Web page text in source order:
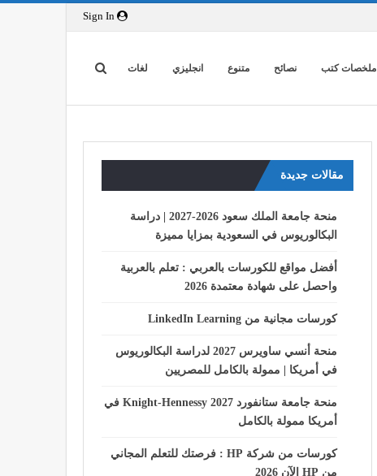
ملخصات كتب نصائح متنوع انجليزي لغات
مقالات جديدة
منحة جامعة الملك سعود 2026-2027 | دراسة
البكالوريوس في السعودية بمزايا مميزة
أفضل مواقع للكورسات بالعربي : تعلم بالعربية
واحصل على شهادة معتمدة 2026
كورسات مجانية من LinkedIn Learning
منحة أنسي ساويرس 2027 لدراسة البكالوريوس
في أمريكا | ممولة بالكامل للمصريين
منحة جامعة ستانفورد Knight-Hennessy 2027 في
أمريكا ممولة بالكامل
كورسات من شركة HP : فرصتك للتعلم المجاني
من HP الآن 2026